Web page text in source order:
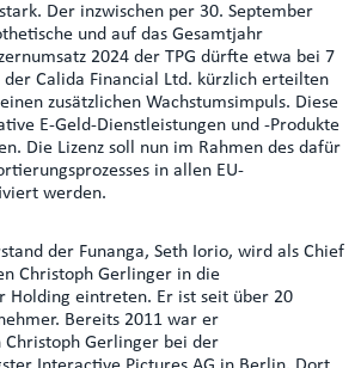
Der inzwischen per 30. September
und auf das Gesamtjahr
2024 der TPG dürfte etwa bei 7
der Calida Financial Ltd. kürzlich erteilten
zusätzlichen Wachstumsimpuls. Diese
E-Geld-Dienstleistungen und -Produkte
Die Lizenz soll nun im Rahmen des dafür
in allen EU-
werden.
der Funanga, Seth Iorio, wird als Chief
Christoph Gerlinger in die
Holding eintreten. Er ist seit über 20
Bereits 2011 war er
Christoph Gerlinger bei der